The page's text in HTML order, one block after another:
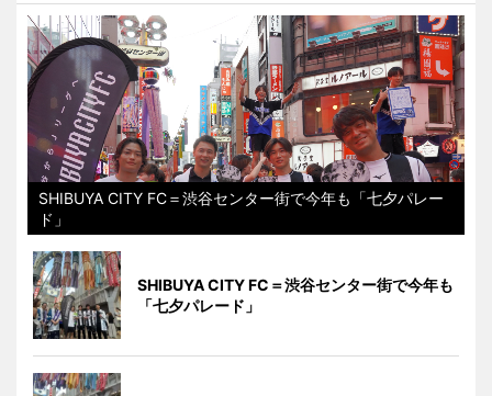
SHIBUYA CITY FC＝渋谷センター街で今年も「七夕パレー
ド」
SHIBUYA CITY FC＝渋谷センター街で今年も
「七夕パレード」